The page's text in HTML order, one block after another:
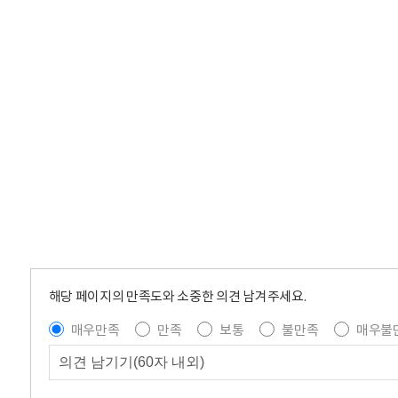
해당 페이지의 만족도와 소중한 의견 남겨주세요.
매우만족
만족 보통 불만족 매우불